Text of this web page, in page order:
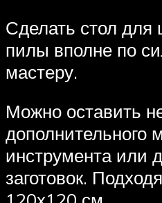
Сделать стол для
пилы вполне по
мастеру.
Можно оставить
дополнительного
инструмента или
заготовок.